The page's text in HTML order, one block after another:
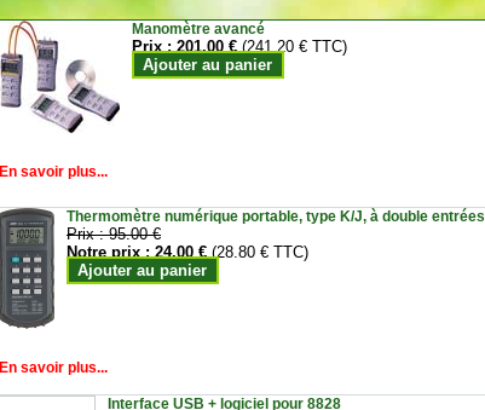
Manomètre avancé
Prix :201.00 € (241.20 € TTC)
Ajouter au panier
En savoir plus...
Thermomètre numérique portable, type K/J, à double entrées
Prix :95.00 €
Notre prix :24.00 € (28.80 € TTC)
Ajouter au panier
En savoir plus...
Interface USB + logiciel pour 8828